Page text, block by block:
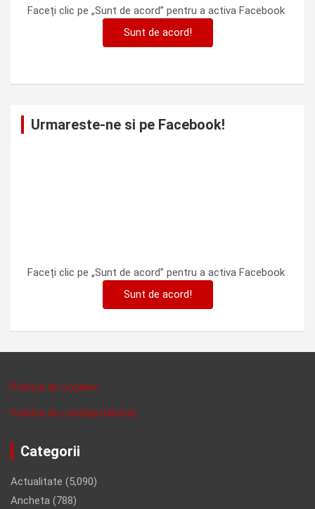
Faceți clic pe „Sunt de acord” pentru a activa Facebook
Sunt de acord!
Urmareste-ne si pe Facebook!
Faceți clic pe „Sunt de acord” pentru a activa Facebook
Sunt de acord!
Politica de cookies
Politica de confidentalitate
Categorii
Actualitate (5,090)
Ancheta (788)